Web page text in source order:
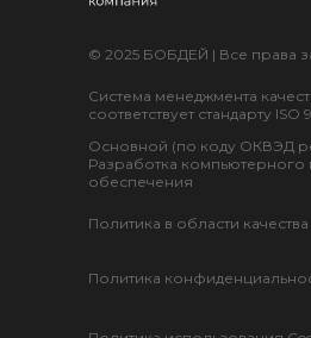
© 2025 БОБДЕЙ | Все права
Основной (по коду ОКВЭД
Разработка
обеспечения
Система менеджмента
соответствует стандарту ISO
Политика
Политика в области качества